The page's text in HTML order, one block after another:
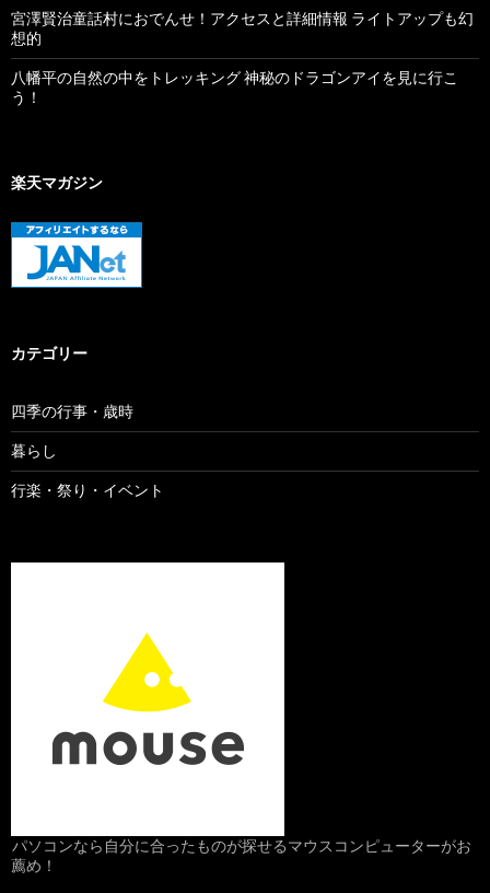
宮澤賢治童話村におでんせ！アクセスと詳細情報 ライトアップも幻
想的
八幡平の自然の中をトレッキング 神秘のドラゴンアイを見に行こ
う！
楽天マガジン
カテゴリー
四季の行事・歳時
暮らし
行楽・祭り・イベント
パソコンなら自分に合ったものが探せるマウスコンピューターがお
薦め！